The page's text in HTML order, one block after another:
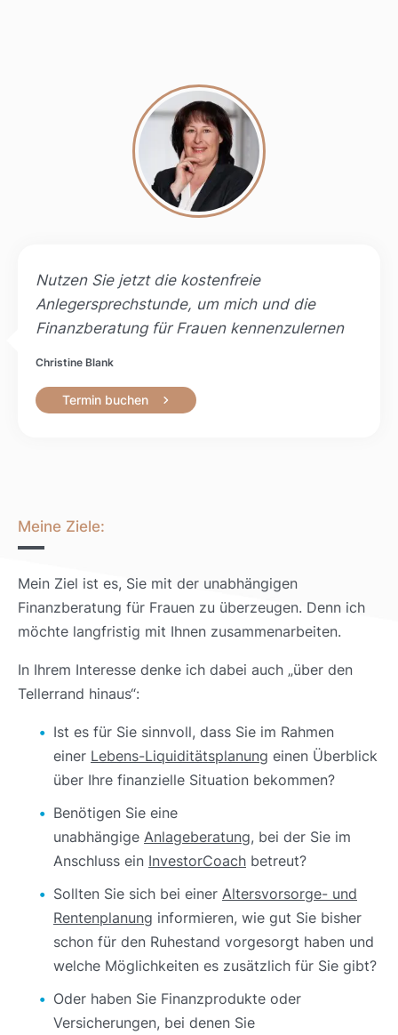
Nutzen Sie jetzt die kostenfreie
Anlegersprechstunde, um mich und die
Finanzberatung für Frauen kennenzulernen
Christine Blank
Termin buchen
Meine Ziele:
Mein Ziel ist es, Sie mit der unabhängigen
Finanzberatung für Frauen zu überzeugen. Denn ich
möchte langfristig mit Ihnen zusammenarbeiten.
In Ihrem Interesse denke ich dabei auch „über den
Tellerrand hinaus“:
Ist es für Sie sinnvoll, dass Sie im Rahmen
einer Lebens-Liquiditätsplanung einen Überblick
über Ihre finanzielle Situation bekommen?
Benötigen Sie eine
unabhängige Anlageberatung, bei der Sie im
Anschluss ein InvestorCoach betreut?
Sollten Sie sich bei einer Altersvorsorge- und
Rentenplanung informieren, wie gut Sie bisher
schon für den Ruhestand vorgesorgt haben und
welche Möglichkeiten es zusätzlich für Sie gibt?
Oder haben Sie Finanzprodukte oder
Versicherungen, bei denen Sie